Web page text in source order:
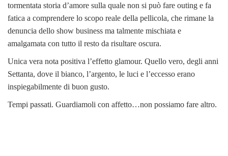
tormentata storia d’amore sulla quale non si può fare outing e fa
fatica a comprendere lo scopo reale della pellicola, che rimane la
denuncia dello show business ma talmente mischiata e
amalgamata con tutto il resto da risultare oscura.
Unica vera nota positiva l’effetto glamour. Quello vero, degli anni
Settanta, dove il bianco, l’argento, le luci e l’eccesso erano
inspiegabilmente di buon gusto.
Tempi passati. Guardiamoli con affetto…non possiamo fare altro.